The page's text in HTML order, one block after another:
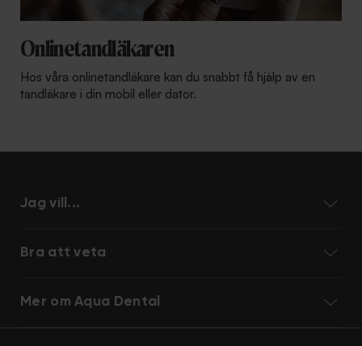
Onlinetandläkaren
Hos våra onlinetandläkare kan du snabbt få hjälp av en
tandläkare i din mobil eller dator.
Jag vill...
Bra att veta
Mer om Aqua Dental